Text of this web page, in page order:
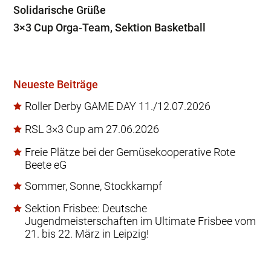
Solidarische Grüße
3×3 Cup Orga-Team, Sektion Basketball
Neueste Beiträge
Roller Derby GAME DAY 11./12.07.2026
RSL 3×3 Cup am 27.06.2026
Freie Plätze bei der Gemüsekooperative Rote
Beete eG
Sommer, Sonne, Stockkampf
Sektion Frisbee: Deutsche
Jugendmeisterschaften im Ultimate Frisbee vom
21. bis 22. März in Leipzig!